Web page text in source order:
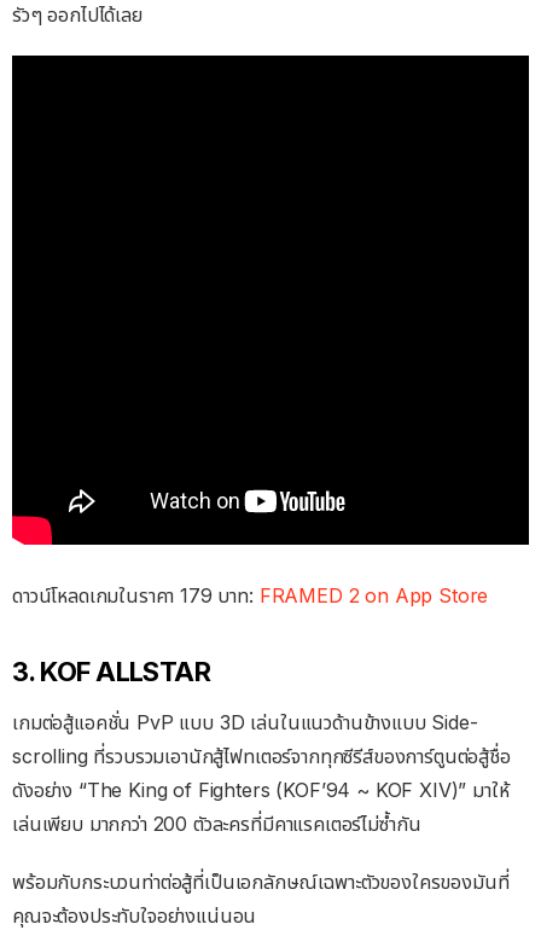
รัวๆ ออกไปได้เลย
ดาวน์โหลดเกมในราคา 179 บาท: FRAMED 2 on App Store
3. KOF ALLSTAR
เกมต่อสู้แอคชั่น PvP แบบ 3D เล่นในแนวด้านข้างแบบ Side-
scrolling ที่รวบรวมเอานักสู้ไฟทเตอร์จากทุกซีรีส์ของการ์ตูนต่อสู้ชื่อ
ดังอย่าง “The King of Fighters (KOF’94 ~ KOF XIV)” มาให้
เล่นเพียบ มากกว่า 200 ตัวละครที่มีคาแรคเตอร์ไม่ซ้ำกัน
พร้อมกับกระบวนท่าต่อสู้ที่เป็นเอกลักษณ์เฉพาะตัวของใครของมันที่
คุณจะต้องประทับใจอย่างแน่นอน